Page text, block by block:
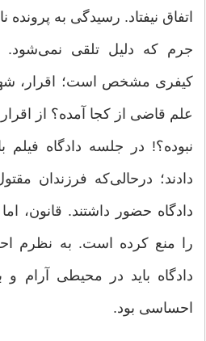
اتفاق نیفتاد. رسیدگی به
جرم که دلیل تلقی نمی‌شود.
کیفری مشخص است؛ اقرار،
علم قاضی از کجا آمده؟ از
نبوده؟! در جلسه دادگاه
دادند؛ درحالی‌که فرزندان
دادگاه حضور داشتند. قانون،
را منع کرده است. به نظرم
دادگاه باید در محیطی آرام
احساسی بود.